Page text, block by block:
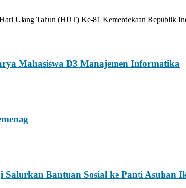
Ulang Tahun (HUT) Ke-81 Kemerdekaan Republik
Mahasiswa D3 Manajemen Informatika
Bantuan Sosial ke Panti Asuhan